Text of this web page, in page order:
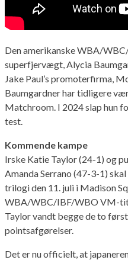
Den amerikanske WBA/
superfjervægt, Alycia
Jake Paul’s promoterfirma,
Baumgardner har tidligere
Matchroom. I 2024 slap hun
test.
Kommende kampe
Irske Katie Taylor (24-1) og
Amanda Serrano (47-3-1)
trilogi den 11. juli i Madison
WBA/WBC/IBF/WBO VM-
Taylor vandt begge de to
pointsafgørelser.
Det er nu officielt, at